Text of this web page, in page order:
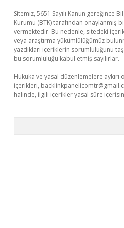
Sitemiz, 5651 Sayılı Kanun gereğince
Kurumu (BTK) tarafından onaylanmış
vermektedir. Bu nedenle, sitedeki
veya araştırma yükümlülüğümüz
yazdıkları içeriklerin sorumluluğunu
bu sorumluluğu kabul etmiş sayılırlar.
Hukuka ve yasal düzenlemelere
içerikleri,
halinde, ilgili içerikler yasal süre